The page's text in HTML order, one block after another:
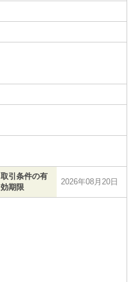
取引条件の有
効期限
2026年08月20日